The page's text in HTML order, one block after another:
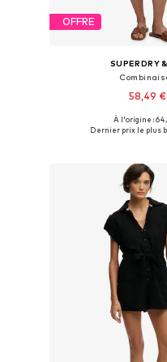
OFFRE
SUPERDRY
58,49 €
Tailles
À l'origine :
Dernier prix le plus